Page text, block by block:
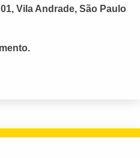
Vila Andrade, São Paulo